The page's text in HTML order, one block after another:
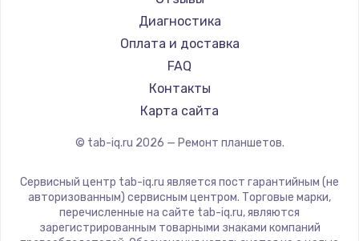
Заказать
1145 руб.
Заказать
Замена северного моста
2600 руб.
Philips
Dell
HP
Getac
ZTE
CHUWI
Диагностика
Оплата и доставка
FAQ
Контакты
Карта сайта
© tab-iq.ru 2026 — Ремонт планшетов.
Сервисный центр tab-iq.ru является пост гарантийным (не
авторизованным) сервисным центром. Торговые марки,
перечисленные на сайте tab-iq.ru, являются
зарегистрированным товарными знаками компаний